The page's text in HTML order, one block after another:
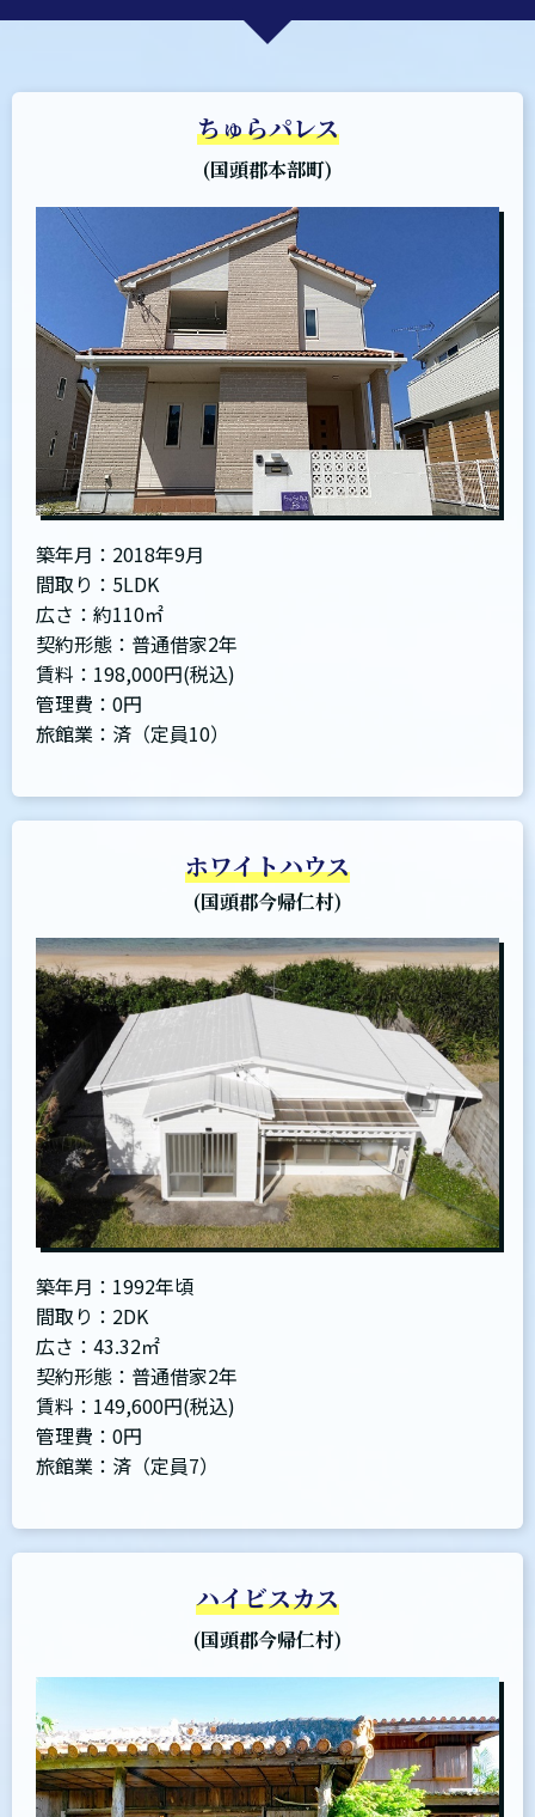
ちゅらパレス
(国頭郡本部町)
築年月：2018年9月
間取り：5LDK
広さ：約110㎡
契約形態：普通借家2年
賃料：198,000円(税込)
管理費：0円
旅館業：済（定員10）
ホワイトハウス
(国頭郡今帰仁村)
築年月：1992年頃
間取り：2DK
広さ：43.32㎡
契約形態：普通借家2年
賃料：149,600円(税込)
管理費：0円
旅館業：済（定員7）
ハイビスカス
(国頭郡今帰仁村)